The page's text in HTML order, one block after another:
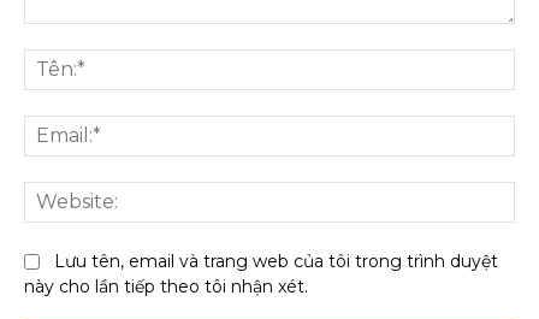
luận:
Lưu tên, email và trang web của tôi trong trình duyệt
này cho lần tiếp theo tôi nhận xét.